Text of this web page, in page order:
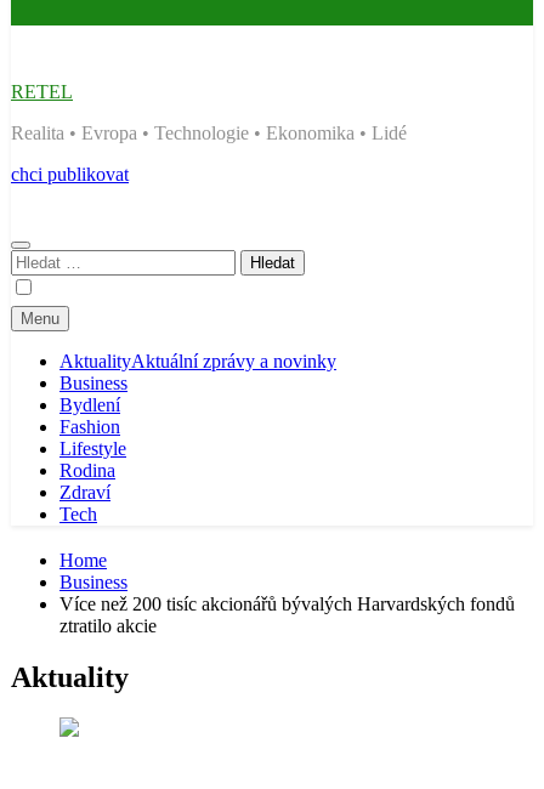
RETEL
Realita • Evropa • Technologie • Ekonomika • Lidé
chci publikovat
Vyhledávání
Menu
AktualityAktuální zprávy a novinky
Business
Bydlení
Fashion
Lifestyle
Rodina
Zdraví
Tech
Home
Business
Více než 200 tisíc akcionářů bývalých Harvardských fondů
ztratilo akcie
Aktuality